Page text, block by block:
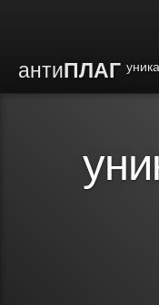
антиПЛАГ
Преимущества